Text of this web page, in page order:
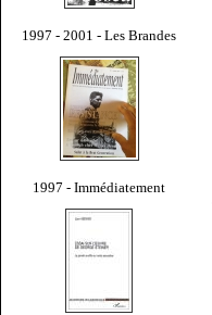
1997 - 2001 - Les Brandes
1997 - Immédiatement